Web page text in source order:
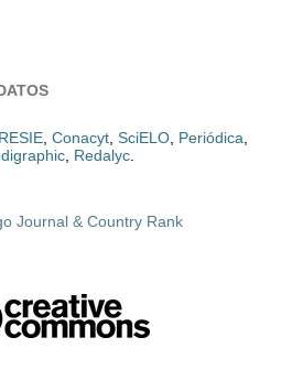
, Conacyt, SciELO, Periódica,
, Redalyc.